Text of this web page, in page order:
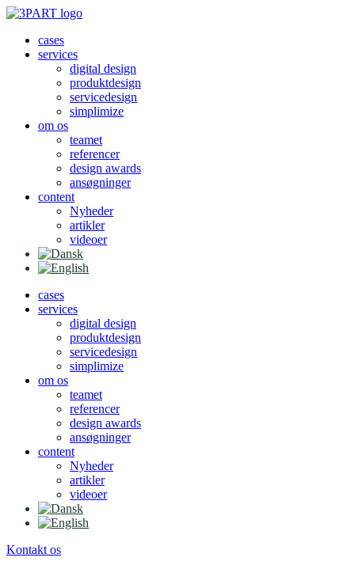
Videre
indholdcases
services
digital design
produktdesign
servicedesign
simplimize
om os
teamet
referencer
design awards
ansøgninger
content
Nyheder
artikler
videoer
cases
services
digital design
produktdesign
servicedesign
simplimize
om os
teamet
referencer
design awards
ansøgninger
content
Nyheder
artikler
videoer
Kontakt os